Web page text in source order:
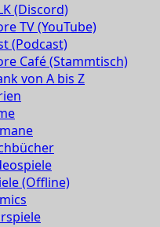
(Discord)
TV (YouTube)
(Podcast)
Café (Stammtisch)
von A bis Z
(Offline)